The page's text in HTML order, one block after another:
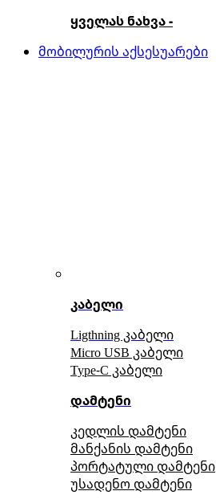
ყველას ნახვა -
მობილურის აქსესუარები
კაბელი
Ligthning კაბელი
Micro USB კაბელი
Type-C კაბელი
დამტენი
კედლის დამტენი
მანქანის დამტენი
პორტატული დამტენი
უსადენო დამტენი